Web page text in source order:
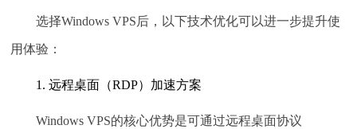
选择Windows VPS后，以下技术优化可以进一步提升使
用体验：
1. 远程桌面（RDP）加速方案
Windows VPS的核心优势是可通过远程桌面协议